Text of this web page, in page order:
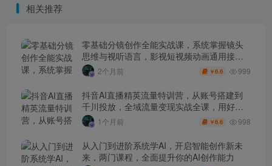
相关推荐
零基础分镜创作全能实战课，系统掌握镜头
思维与视听语言，影视短视频动画通用接单
技能2个月前 ￥6.6 999
抖音AI直播精英流量特训营，从账号搭建到
千川投放，全域流量变现实战全课，用好工
具让賺钱更简单
1个月前 ￥6.6 998
从入门到进阶系统学AI，开启智能创作新未
来，两门课程，全面提升你的AI创作能力